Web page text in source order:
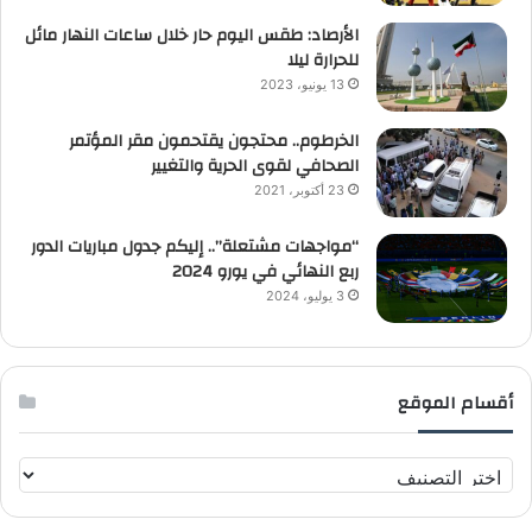
الأرصاد: طقس اليوم حار خلال ساعات النهار مائل
للحرارة ليلا
13 يونيو، 2023
الخرطوم.. محتجون يقتحمون مقر المؤتمر
الصحافي لقوى الحرية والتغيير
23 أكتوبر، 2021
“مواجهات مشتعلة”.. إليكم جدول مباريات الدور
ربع النهائي في يورو 2024
3 يوليو، 2024
أقسام الموقع
ق
س